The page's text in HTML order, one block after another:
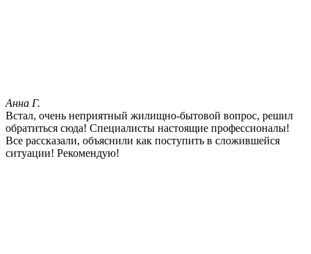
Анна Г.
Встал, очень неприятный жилищно-бытовой вопрос, решил
обратиться сюда! Специалисты настоящие профессионалы!
Все рассказали, объяснили как поступить в сложившейся
ситуации! Рекомендую!